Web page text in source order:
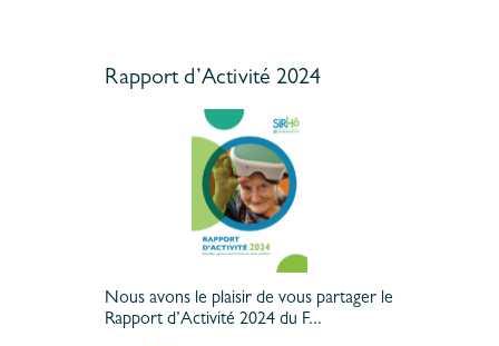
Rapport d’Activité 2024
Nous avons le plaisir de vous partager le
Rapport d’Activité 2024 du F...